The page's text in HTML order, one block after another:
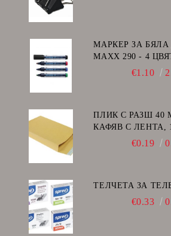
МАРКЕР ЗА
MAXX
€1.10
ПЛИК С РАЗШ 40
КАФЯВ С ЛЕНТА,
€0.19
ТЕЛЧЕТА ЗА
€0.33